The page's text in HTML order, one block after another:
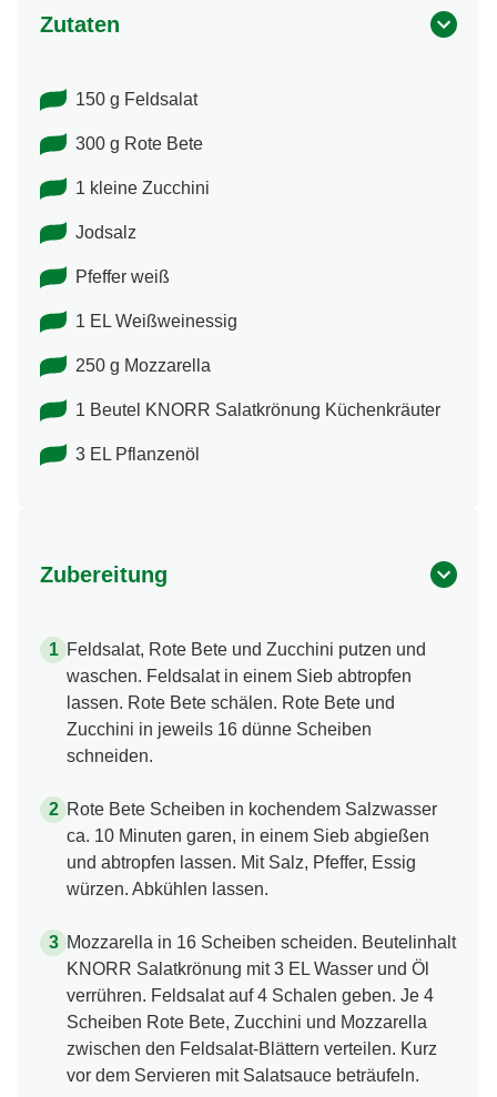
Zutaten
150 g Feldsalat
300 g Rote Bete
1 kleine Zucchini
Jodsalz
Pfeffer weiß
1 EL Weißweinessig
250 g Mozzarella
1 Beutel KNORR Salatkrönung Küchenkräuter
3 EL Pflanzenöl
Zubereitung
Feldsalat, Rote Bete und Zucchini putzen und
waschen. Feldsalat in einem Sieb abtropfen
lassen. Rote Bete schälen. Rote Bete und
Zucchini in jeweils 16 dünne Scheiben
schneiden.
Rote Bete Scheiben in kochendem Salzwasser
ca. 10 Minuten garen, in einem Sieb abgießen
und abtropfen lassen. Mit Salz, Pfeffer, Essig
würzen. Abkühlen lassen.
Mozzarella in 16 Scheiben scheiden. Beutelinhalt
KNORR Salatkrönung mit 3 EL Wasser und Öl
verrühren. Feldsalat auf 4 Schalen geben. Je 4
Scheiben Rote Bete, Zucchini und Mozzarella
zwischen den Feldsalat-Blättern verteilen. Kurz
vor dem Servieren mit Salatsauce beträufeln.